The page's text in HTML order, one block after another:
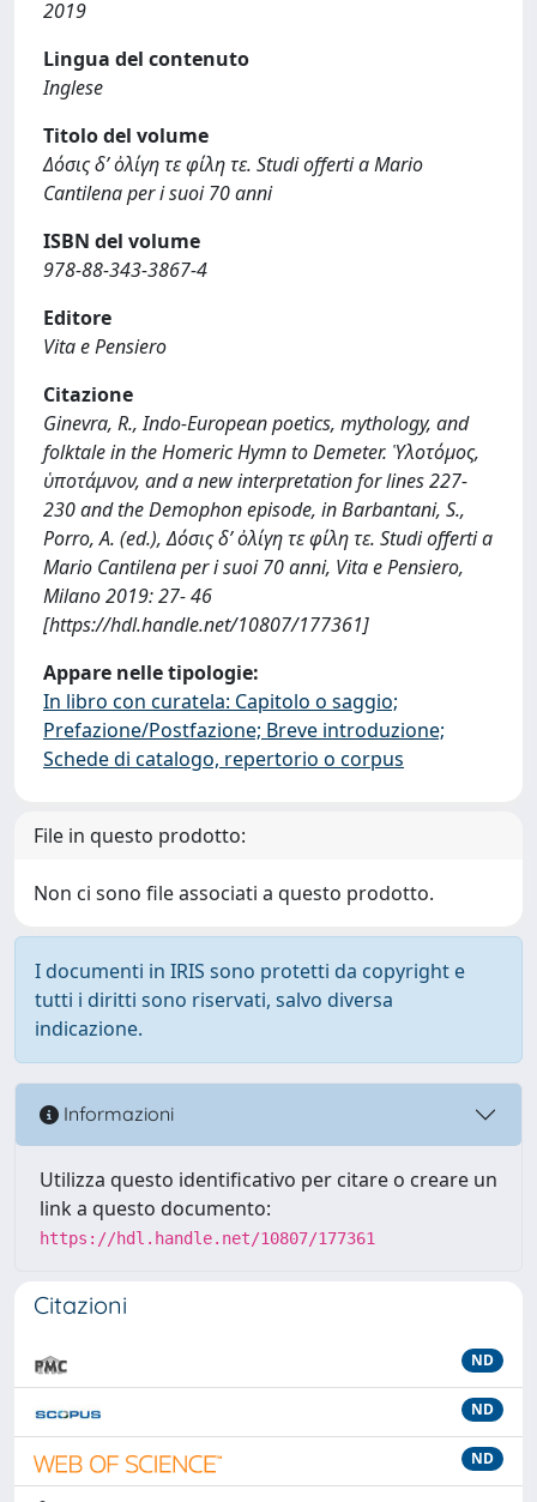
2019
Lingua del contenuto
Inglese
Titolo del volume
Δόσις δ’ ὀλίγη τε φίλη τε. Studi offerti a Mario
Cantilena per i suoi 70 anni
ISBN del volume
978-88-343-3867-4
Editore
Vita e Pensiero
Citazione
Ginevra, R., Indo-European poetics, mythology, and
folktale in the Homeric Hymn to Demeter. Ὑλοτόμος,
ὑποτάμνον, and a new interpretation for lines 227-
230 and the Demophon episode, in Barbantani, S.,
Porro, A. (ed.), Δόσις δ’ ὀλίγη τε φίλη τε. Studi offerti a
Mario Cantilena per i suoi 70 anni, Vita e Pensiero,
Milano 2019: 27- 46
[https://hdl.handle.net/10807/177361]
Appare nelle tipologie:
In libro con curatela: Capitolo o saggio;
Prefazione/Postfazione; Breve introduzione;
Schede di catalogo, repertorio o corpus
File in questo prodotto:
Non ci sono file associati a questo prodotto.
I documenti in IRIS sono protetti da copyright e
tutti i diritti sono riservati, salvo diversa
indicazione.
Informazioni
Utilizza questo identificativo per citare o creare un
link a questo documento:
https://hdl.handle.net/10807/177361
Citazioni
ND
ND
ND